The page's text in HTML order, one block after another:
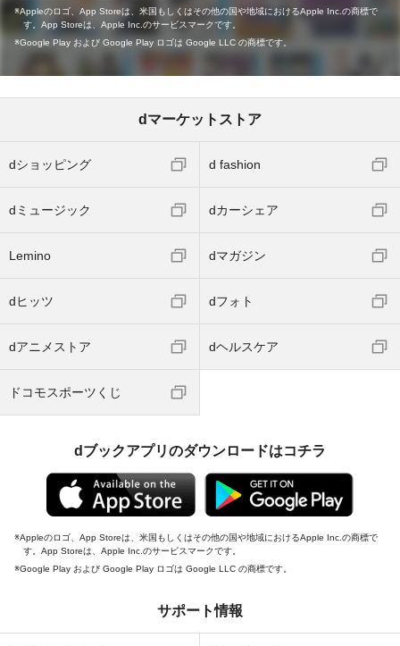
Appleのロゴ、App Storeは、米国もしくはその他の国や地域におけるApple Inc.の商標で
す。App Storeは、Apple Inc.のサービスマークです。
Google Play および Google Play ロゴは Google LLC の商標です。
dマーケットストア
dショッピング d fashion
dミュージック dカーシェア
Lemino dマガジン
dヒッツ dフォト
dアニメストア dヘルスケア
ドコモスポーツくじ
dブックアプリのダウンロードはコチラ
Appleのロゴ、App Storeは、米国もしくはその他の国や地域におけるApple Inc.の商標で
す。App Storeは、Apple Inc.のサービスマークです。
Google Play および Google Play ロゴは Google LLC の商標です。
サポート情報